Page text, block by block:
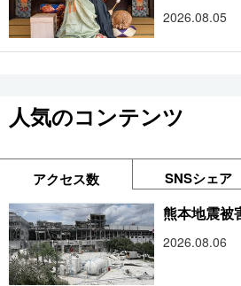
2026.08.05
人気のコンテンツ
アクセス数 SNSシェア
熊本地震被
2026.08.06